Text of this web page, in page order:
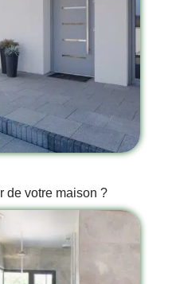
de votre maison ?